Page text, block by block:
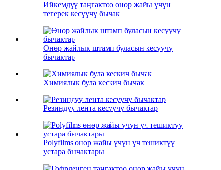
Ийкемдүү таңгактоо өнөр жайы үчүн
тегерек кесүүчү бычак
Өнөр жайлык штамп буласын кесүүчү
бычактар
Химиялык була кескич бычак
Резиндүү лента кесүүчү бычактар
Polyfilms өнөр жайы үчүн үч тешиктүү
устара бычактары